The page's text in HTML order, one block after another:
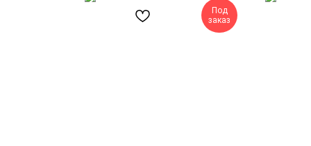
Под
заказ